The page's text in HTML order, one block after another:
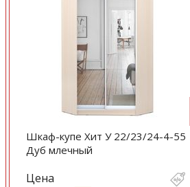
Шкаф-купе Хит У 22/23/24-4-55
Дуб млечный
Цена